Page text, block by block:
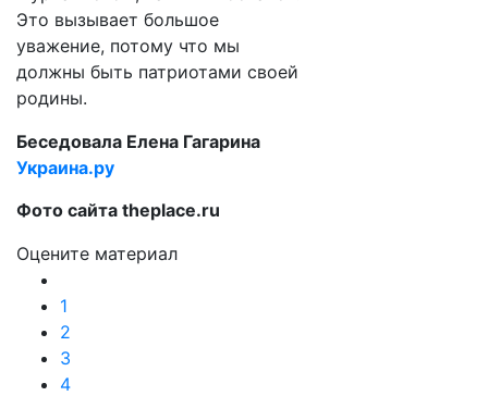
Это вызывает большое
уважение, потому что мы
должны быть патриотами своей
родины.
Беседовала Елена Гагарина
Украина.ру
Фото сайта theplace.ru
Оцените материал
1
2
3
4